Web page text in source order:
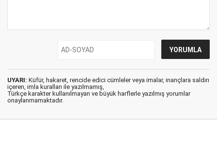
UYARI: Küfür, hakaret, rencide edici cümleler veya imalar, inançlara saldırı
içeren, imla kuralları ile yazılmamış,
Türkçe karakter kullanılmayan ve büyük harflerle yazılmış yorumlar
onaylanmamaktadır.